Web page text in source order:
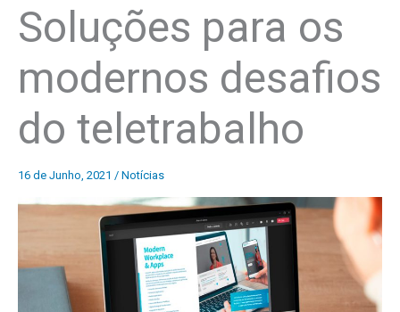
Soluções para os
modernos desafios
do teletrabalho
16 de Junho, 2021 / Notícias